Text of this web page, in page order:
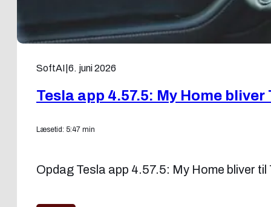
SoftAI 6. juni 2026
Tesla app 4.57.5: My Home bliver
Læsetid: 5:47 min
Opdag Tesla app 4.57.5: My Home bliver